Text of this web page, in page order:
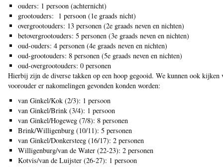
ouders: 1 persoon (achternicht)
grootouders: 1 persoon (1e graads nicht)
overgrootouders: 13 personen (2e graads neven en nichten)
betovergrootouders: 5 personen (3e graads neven en nichten)
oud-ouders: 4 personen (4e graads neven en nichten)
oud-grootouders: 8 personen (5e graads neven en nichten)
oud-overgrootouders: 0 personen
Hierbij zijn de diverse takken op een hoop gegooid. We kunnen ook kijken
voorouder er nakomelingen gevonden konden worden:
van Ginkel/Kok (2/3): 1 persoon
van Ginkel/Brink (3/4): 1 persoon
van Ginkel/Hogeweg (7/8): 8 personen
Brink/Willigenburg (10/11): 5 personen
van Ginkel/Donkersteeg (16/17): 2 personen
Willigenburg/van de Water (22-23): 2 personen
Kotvis/van de Luijster (26-27): 1 persoon